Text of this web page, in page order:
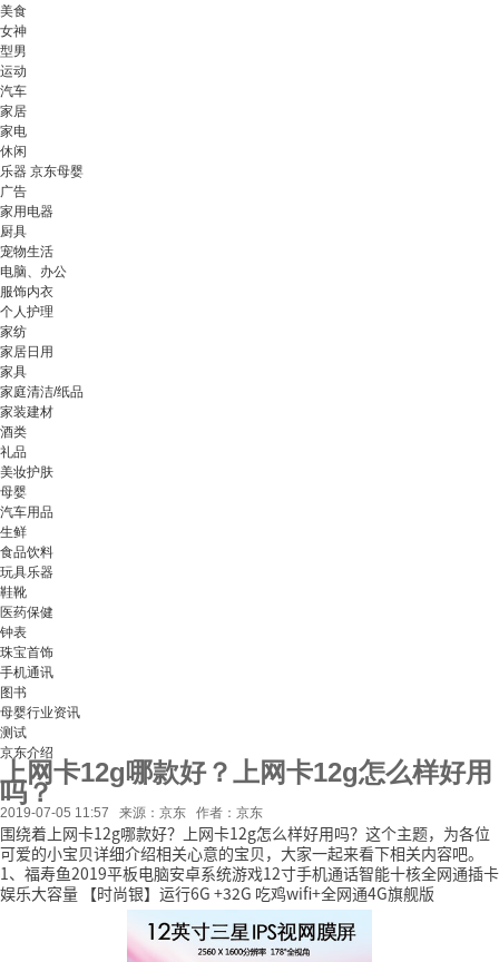
美食
女神
型男
运动
汽车
家居
家电
休闲
乐器 京东母婴
广告
家用电器
厨具
宠物生活
电脑、办公
服饰内衣
个人护理
家纺
家居日用
家具
家庭清洁/纸品
家装建材
酒类
礼品
美妆护肤
母婴
汽车用品
生鲜
食品饮料
玩具乐器
鞋靴
医药保健
钟表
珠宝首饰
手机通讯
图书
母婴行业资讯
测试
京东介绍
上网卡12g哪款好？上网卡12g怎么样好用
吗？
2019-07-05 11:57 来源：京东 作者：京东
围绕着上网卡12g哪款好？上网卡12g怎么样好用吗？这个主题，为各位
可爱的小宝贝详细介绍相关心意的宝贝，大家一起来看下相关内容吧。
1、福寿鱼2019平板电脑安卓系统游戏12寸手机通话智能十核全网通插卡
娱乐大容量 【时尚银】运行6G +32G 吃鸡wifi+全网通4G旗舰版